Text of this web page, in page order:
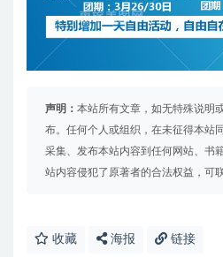
声明： 本站所有文章，如无特殊说明
布。任何个人或组织，在未征得本站
采集、发布本站内容到任何网站、书
站内容侵犯了原著者的合法权益，可
收藏 海报 链接